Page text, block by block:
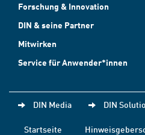
Forschung & Innovation
DIN & seine Partner
Mitwirken
Service für Anwender*innen
DIN Media DIN
Startseite